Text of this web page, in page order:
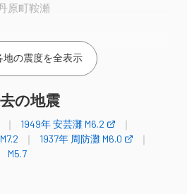
原町鞍瀬
隅町三隅（旧）＊
都町都茂（旧）＊
江町川戸（旧）＊
町都賀本郷（旧）＊
市吉舎町（旧）＊
市吉田町（旧）＊
地の震度を全表示
の地震
1949年 安芸灘 M6.2
M7.2
1937年 周防灘 M6.0
M5.7